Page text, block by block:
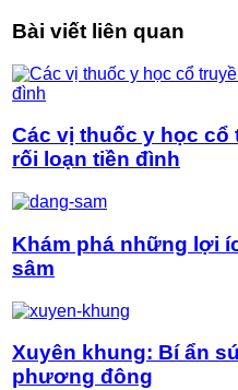
Bài viết liên quan
Các vị thuốc y học cổ
rối loạn tiền đình
Khám phá những lợi
sâm
Xuyên khung: Bí ẩn
phương đông